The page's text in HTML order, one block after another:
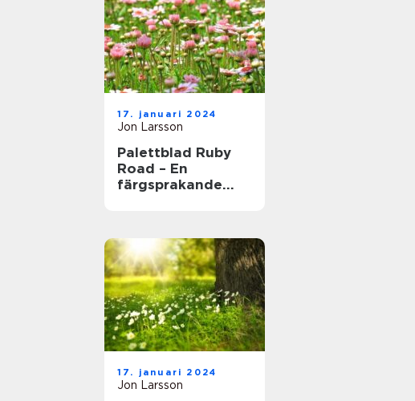
17. januari 2024
Jon Larsson
Palettblad Ruby
Road – En
färgsprakande
17. januari 2024
Jon Larsson